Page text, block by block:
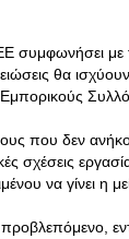
συμφωνήσει
θα
που δεν
σχέσεις
να γίνει η
προβλεπόμενο,